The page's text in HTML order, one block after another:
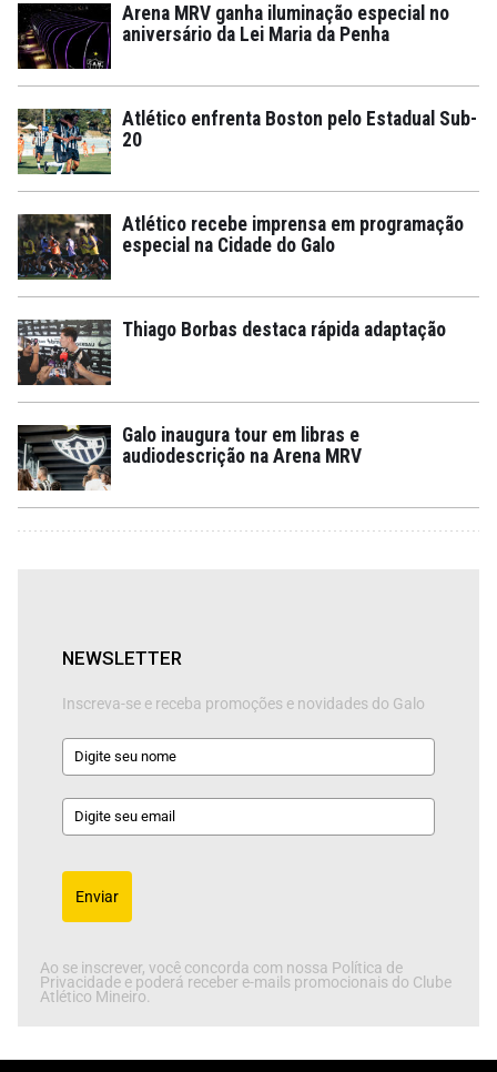
Arena MRV ganha iluminação especial no
aniversário da Lei Maria da Penha
Atlético enfrenta Boston pelo Estadual Sub-
20
Atlético recebe imprensa em programação
especial na Cidade do Galo
Thiago Borbas destaca rápida adaptação
Galo inaugura tour em libras e
audiodescrição na Arena MRV
NEWSLETTER
Inscreva-se e receba promoções e novidades do Galo
Enviar
Ao se inscrever, você concorda com nossa Política de
Privacidade e poderá receber e-mails promocionais do Clube
Atlético Mineiro.